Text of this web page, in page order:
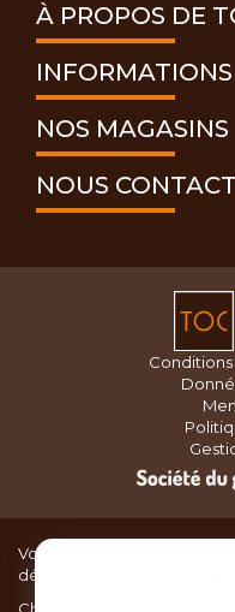
À PROPOS DE
NOS MAGASINS
NOUS
Vous recherchez du
délicieux plats ou des
Chez TOC, boutique